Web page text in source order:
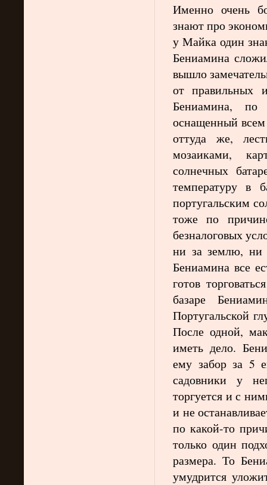
Именно очень
знают про
у Майка один
Бениамина
вышло
от правильных
Бениамина, по
оснащенный
оттуда же,
мозаиками,
солнечных
температуру в
португальским
тоже по
безналоговых
ни за землю, ни
Бениамина все
готов
базаре
Португальской
После одной,
иметь дело.
ему забор за 5
садовники у
торгуется и с
и не
по какой-то
только один
размера. То
умудрится